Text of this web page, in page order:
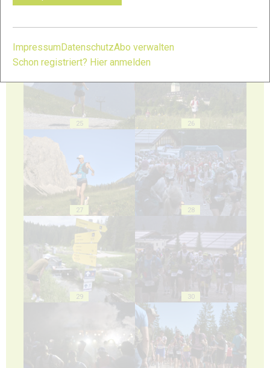
25 26
27 28
29 30
Impressum DatenschutzAbo verwalten
Schon registriert? Hier anmelden